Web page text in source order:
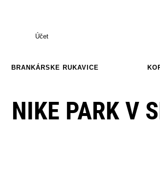
Účet
BRANKÁRSKE RUKAVICE
NIKE PARK V